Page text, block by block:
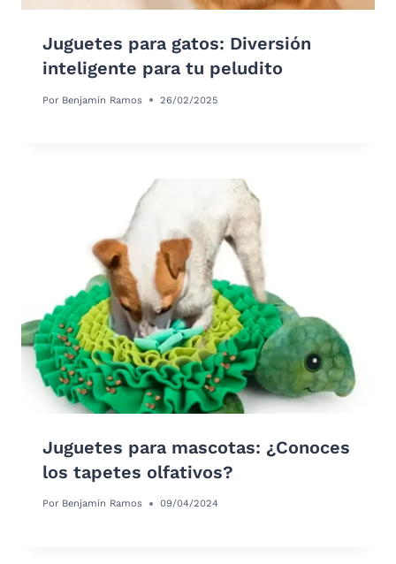
Juguetes para gatos: Diversión
inteligente para tu peludito
Por Benjamín Ramos 26/02/2025
Juguetes para mascotas: ¿Conoces
los tapetes olfativos?
Por Benjamín Ramos 09/04/2024